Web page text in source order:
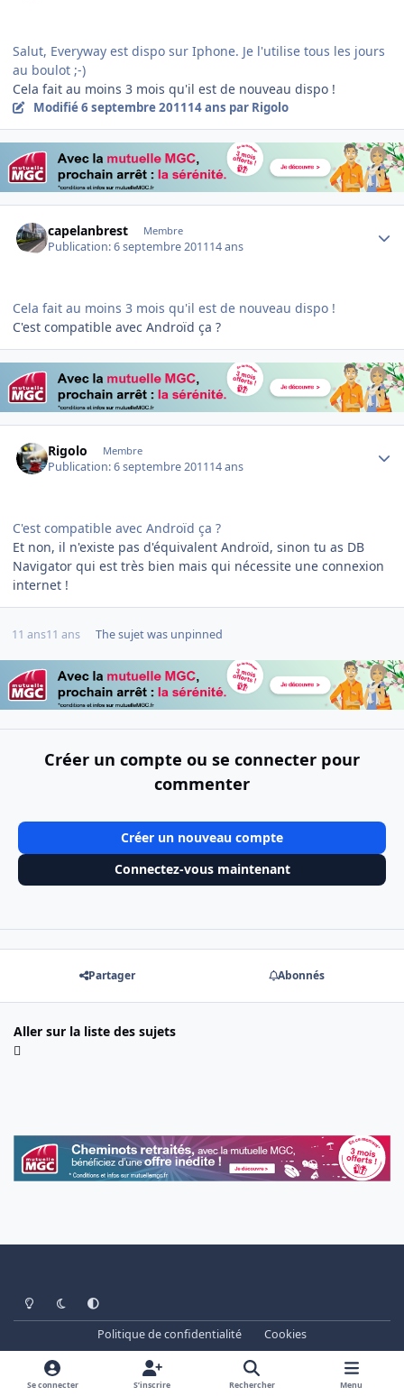
Salut, Everyway est dispo sur Iphone. Je l'utilise tous les jours
au boulot ;-)
Cela fait au moins 3 mois qu'il est de nouveau dispo !
Modifié6 septembre 201114 ans par Rigolo
capelanbrest Membre
Publication:6 septembre 201114 ans
Cela fait au moins 3 mois qu'il est de nouveau dispo !
C'est compatible avec Androïd ça ?
Rigolo Membre
Publication:6 septembre 201114 ans
C'est compatible avec Androïd ça ?
Et non, il n'existe pas d'équivalent Androïd, sinon tu as DB
Navigator qui est très bien mais qui nécessite une connexion
internet !
11 ans11 ans The sujet was unpinned
Créer un compte ou se connecter pour
commenter
Créer un nouveau compte
Connectez-vous maintenant
Partager Abonnés
Aller sur la liste des sujets
Light ModeDark ModeSystem Preference
Politique de confidentialité
Cookies
www.cheminots.net - Forum Libre depuis 2003
Powered by
Invision Community
Se connecter S’inscrire Rechercher Menu